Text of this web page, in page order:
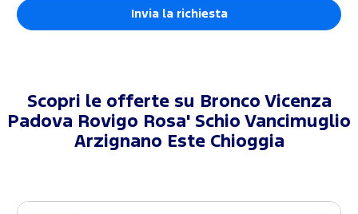
Scopri le offerte su
Bronco Vicenza
Padova Rovigo Rosa' Schio Vancimuglio
Arzignano Este Chioggia